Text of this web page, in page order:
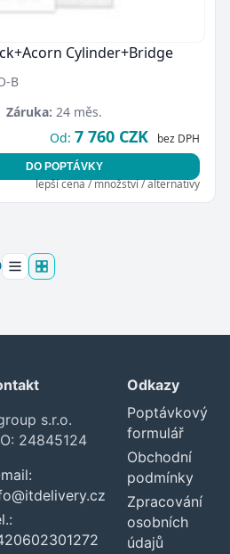
Cylinder+Bridge
B
Záruka: 24 měs.
Od: 7 760 CZK bez DPH
DO POPTÁVKY
lepší cena / množství / alternativy
s.r.o.
24845124
Odkazy
Poptávkový
formulář
Obchodní
podmínky
Zpracování
osobních
údajů